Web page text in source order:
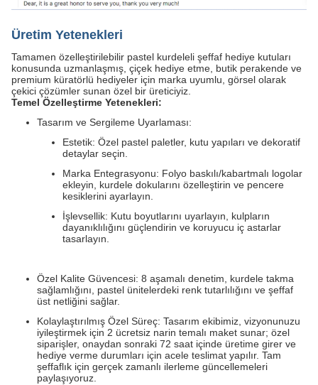
Üretim Yetenekleri
Tamamen özelleştirilebilir pastel kurdeleli şeffaf hediye kutuları
konusunda uzmanlaşmış, çiçek hediye etme, butik perakende ve
premium küratörlü hediyeler için marka uyumlu, görsel olarak
çekici çözümler sunan özel bir üreticiyiz.
Temel Özelleştirme Yetenekleri:
Tasarım ve Sergileme Uyarlaması:
Estetik: Özel pastel paletler, kutu yapıları ve dekoratif
detaylar seçin.
Marka Entegrasyonu: Folyo baskılı/kabartmalı logolar
ekleyin, kurdele dokularını özelleştirin ve pencere
kesiklerini ayarlayın.
İşlevsellik: Kutu boyutlarını uyarlayın, kulpların
dayanıklılığını güçlendirin ve koruyucu iç astarlar
tasarlayın.
Özel Kalite Güvencesi: 8 aşamalı denetim, kurdele takma
sağlamlığını, pastel ünitelerdeki renk tutarlılığını ve şeffaf
üst netliğini sağlar.
Kolaylaştırılmış Özel Süreç: Tasarım ekibimiz, vizyonunuzu
iyileştirmek için 2 ücretsiz narin temalı maket sunar; özel
siparişler, onaydan sonraki 72 saat içinde üretime girer ve
hediye verme durumları için acele teslimat yapılır. Tam
şeffaflık için gerçek zamanlı ilerleme güncellemeleri
paylaşıyoruz.